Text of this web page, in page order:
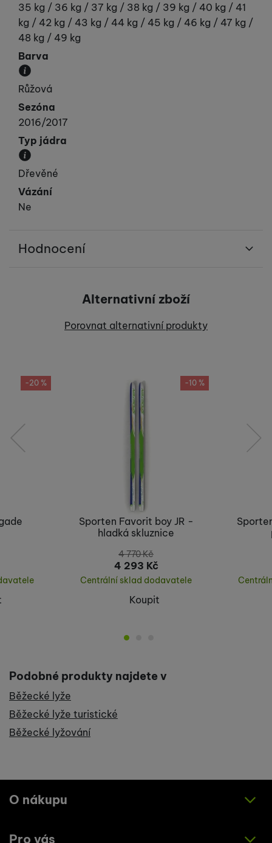
35 kg / 36 kg / 37 kg / 38 kg / 39 kg / 40 kg / 41
kg / 42 kg / 43 kg / 44 kg / 45 kg / 46 kg / 47 kg /
48 kg / 49 kg
Barva
Převládající barva výrobku.
Růžová
Sezóna
2016/2017
Typ jádra
Materiál, ze kterého je jádro lyže vyrobeno.
Dřevěné
Vázání
Ne
Hodnocení
Recenze
Alternativní zboží
Porovnat alternativní produkty
-10 %
Sporten Favorit boy JR -
hladká skluznice
4 770Kč
4 293 Kč
Centrální sklad dodavatele
Koupit
-20 %
Podobné produkty najdete v
Běžecké lyže
Běžecké lyže turistické
Běžecké lyžování
O nákupu
Jak nakupovat
Pro vás